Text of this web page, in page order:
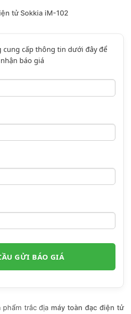
tử Sokkia iM-102
cung cấp thông tin dưới đây để
nhận báo giá
phẩm trắc địa máy toàn đạc điện tử